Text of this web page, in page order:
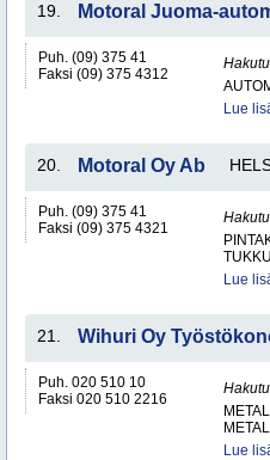
19. Motoral Juoma-
Puh. (09) 375 41
Faksi (09) 375 4312
Lue
20. Motoral Oy Ab
Puh. (09) 375 41
Faksi (09) 375 4321
Lue
21. Wihuri Oy
Puh. 020 510 10
Faksi 020 510 2216
Lue